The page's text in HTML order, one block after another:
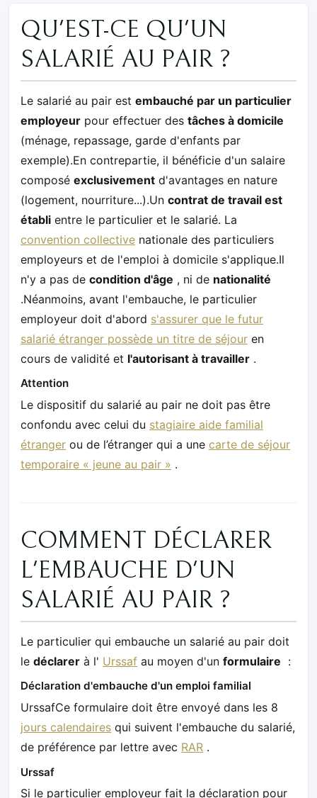
QU'EST-CE QU'UN
SALARIÉ AU PAIR ?
Le salarié au pair est embauché par un particulier
employeur pour effectuer des tâches à domicile
(ménage, repassage, garde d'enfants par
exemple).En contrepartie, il bénéficie d'un salaire
composé exclusivement d'avantages en nature
(logement, nourriture...).Un contrat de travail est
établi entre le particulier et le salarié. La
convention collective nationale des particuliers
employeurs et de l'emploi à domicile s'applique.Il
n'y a pas de condition d'âge , ni de nationalité
.Néanmoins, avant l'embauche, le particulier
employeur doit d'abord s'assurer que le futur
salarié étranger possède un titre de séjour en
cours de validité et l'autorisant à travailler .
Attention
Le dispositif du salarié au pair ne doit pas être
confondu avec celui du stagiaire aide familial
étranger ou de l’étranger qui a une carte de séjour
temporaire « jeune au pair » .
COMMENT DÉCLARER
L'EMBAUCHE D'UN
SALARIÉ AU PAIR ?
Le particulier qui embauche un salarié au pair doit
le déclarer à l' Urssaf au moyen d'un formulaire :
Déclaration d'embauche d'un emploi familial
UrssafCe formulaire doit être envoyé dans les 8
jours calendaires qui suivent l'embauche du salarié,
de préférence par lettre avec RAR .
Urssaf
Si le particulier employeur fait la déclaration pour